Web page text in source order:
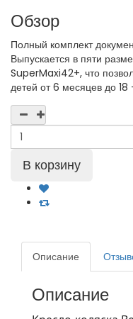
Обзор
Полный комплект
Выпускается в пяти
SuperMaxi42+, что
детей от 6 месяцев до 18
Описание
Описание